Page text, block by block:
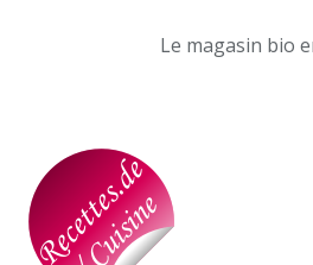
Le magasin bio